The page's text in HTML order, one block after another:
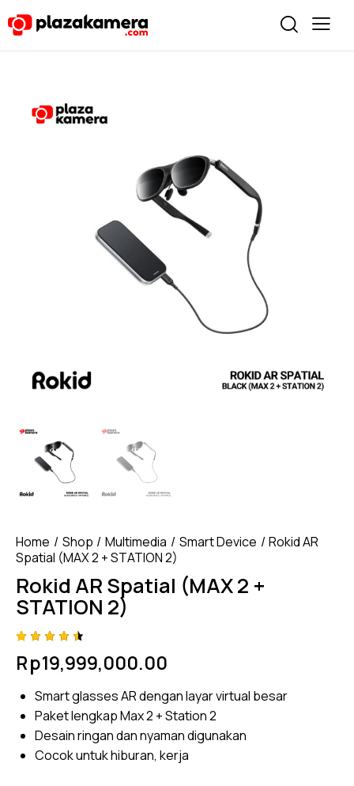
Home Shop Multimedia Smart Device
Rokid AR
Spatial (MAX 2 + STATION 2)
Rokid AR Spatial (MAX 2 +
STATION 2)
4.50
out of
based
custom
ratings
Rp19,999,000.00
Smart glasses AR dengan layar virtual besar
Paket lengkap Max 2 + Station 2
Desain ringan dan nyaman digunakan
Cocok untuk hiburan, kerja